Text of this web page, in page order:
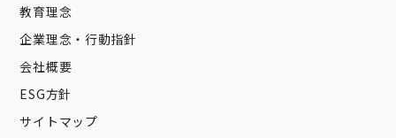
教育理念
企業理念・行動指針
会社概要
ESG方針
サイトマップ